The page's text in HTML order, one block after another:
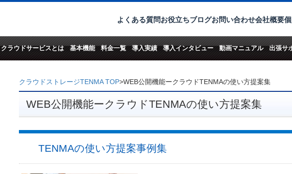
よくある質問お役立ちブログお問い合わせ会社概要
クラウドサービスとは 基本機能 料金一覧 導入実績 導入インタビュー 動画マニュアル 出張サ
クラウドストレージTENMA TOP>WEB公開機能ークラウドTENMAの使い方提案集
WEB公開機能ークラウドTENMAの使い方提案集
TENMAの使い方提案事例集